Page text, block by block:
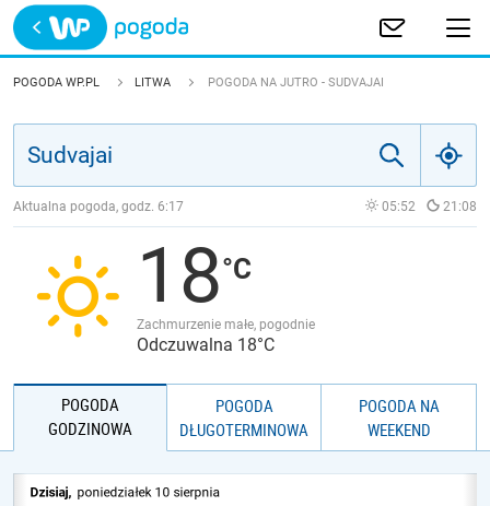
Trwa ładowanie
POLSKA
JAKOŚĆ POWIETRZA
POGODA WP.PL LITWA POGODA NA JUTRO - SUDVAJAI
Aktualna pogoda, godz. 6:17 05:52 21:08
18
Zachmurzenie małe, pogodnie
Odczuwalna 18°C
POGODA
GODZINOWA
POGODA
DŁUGOTERMINOWA
POGODA NA
WEEKEND